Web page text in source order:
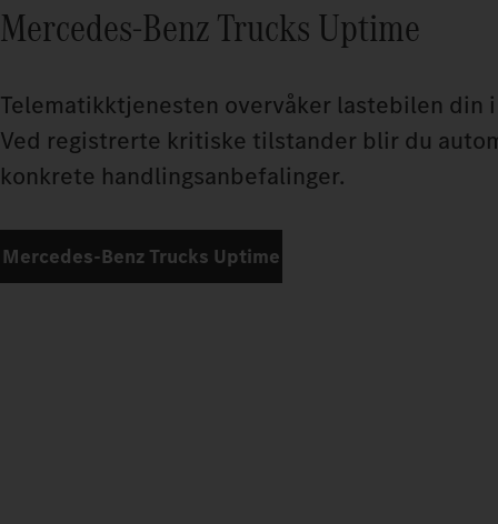
Mercedes‑Benz Trucks Uptime
Telematikktjenesten overvåker lastebilen din
Ved registrerte kritiske tilstander blir du
konkrete handlingsanbefalinger.
Mercedes‑Benz Trucks Uptime